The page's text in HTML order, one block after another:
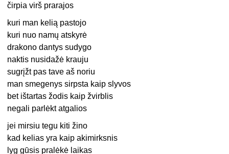
čirpia virš prarajos
kuri man kelią pastojo
kuri nuo namų atskyrė
drakono dantys sudygo
naktis nusidažė krauju
sugrįžt pas tave aš noriu
man smegenys sirpsta kaip slyvos
bet ištartas žodis kaip žvirblis
negali parlėkt atgalios
jei mirsiu tegu kiti žino
kad kelias yra kaip akimirksnis
lyg gūsis pralėkė laikas